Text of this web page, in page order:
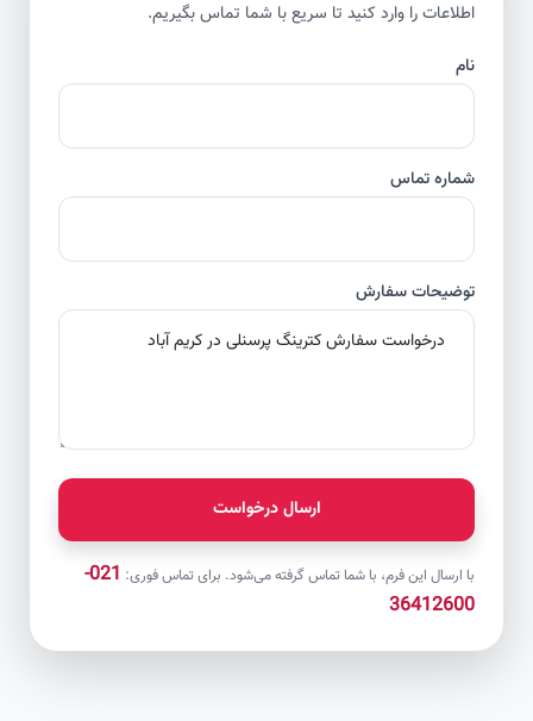
اطلاعات را وارد کنید تا سریع با شما تماس بگیریم.
شماره تماس
توضیحات سفارش
ارسال درخواست
با ارسال این فرم، با شما تماس گرفته می‌شود. برای تماس فوری:
021-
36412600